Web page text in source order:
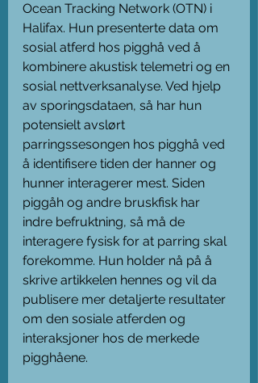
Ocean Tracking Network (OTN) i
Halifax. Hun presenterte data om
sosial atferd hos pigghå ved å
kombinere akustisk telemetri og en
sosial nettverksanalyse. Ved hjelp
av sporingsdataen, så har hun
potensielt avslørt
parringssesongen hos pigghå ved
å identifisere tiden der hanner og
hunner interagerer mest. Siden
piggåh og andre bruskfisk har
indre befruktning, så må de
interagere fysisk for at parring skal
forekomme. Hun holder nå på å
skrive artikkelen hennes og vil da
publisere mer detaljerte resultater
om den sosiale atferden og
interaksjoner hos de merkede
pigghåene.